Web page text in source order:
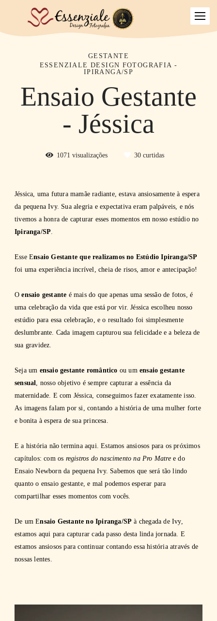
GESTANTE
ESSENZIALE DESIGN FOTOGRAFIA -
IPIRANGA/SP
Ensaio Gestante
- Jéssica
1071 visualizações 30 curtidas
Jéssica, uma futura mamãe radiante, estava ansiosamente à espera
da pequena Ivy. Sua alegria e expectativa eram palpáveis, e nós
tivemos a honra de capturar esses momentos em nosso estúdio no
Ipiranga/SP
Esse Ensaio Gestante que realizamosno Estúdio Ipiranga/SP
foi uma experiência incrível, cheia de risos, amor e antecipação!
Oensaio gestante é mais do que apenas uma sessão de fotos, é
uma celebração da vida que está por vir. Jéssica escolheu nosso
estúdio para essa celebração, e o resultado foi simplesmente
deslumbrante. Cada imagem capturou sua felicidade e a beleza de
sua gravidez.
Seja um ensaio gestante romântico ou umensaio gestante
sensual , nosso objetivo é sempre capturar a essência da
maternidade. E com Jéssica, conseguimos fazer exatamente isso.
As imagens falam por si, contando a história de uma mulher forte
e bonita à espera de sua princesa.
E a história não termina aqui. Estamos ansiosos para os próximos
capítulos: com os registros do nascimento na Pro Matree do
Ensaio Newborn da pequena Ivy. Sabemos que será tão lindo
quanto o ensaio gestante, e mal podemos esperar para
compartilhar esses momentos com vocês.
De um Ensaio Gestante no Ipiranga/SP à chegada de Ivy,
estamos aqui para capturar cada passo desta linda jornada. E
estamos ansiosos para continuar contando essa história através de
nossas lentes.